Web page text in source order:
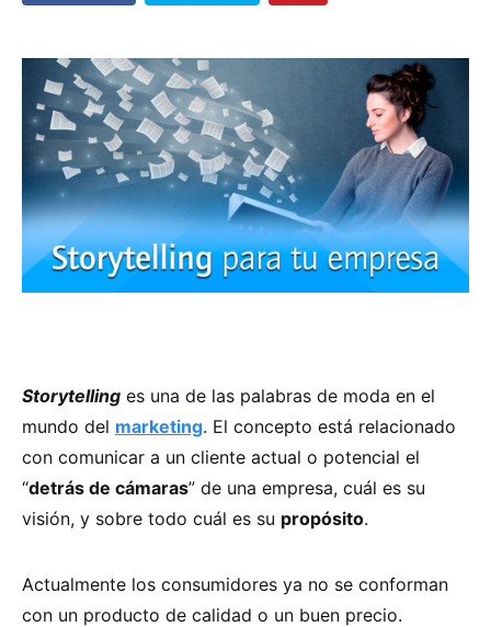
Storytelling es una de las palabras de moda en el
mundo del marketing. El concepto está relacionado
con comunicar a un cliente actual o potencial el
“detrás de cámaras” de una empresa, cuál es su
visión, y sobre todo cuál es su propósito.
Actualmente los consumidores ya no se conforman
con un producto de calidad o un buen precio.